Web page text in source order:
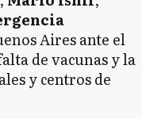
Aires ante el
de vacunas y la
y centros de